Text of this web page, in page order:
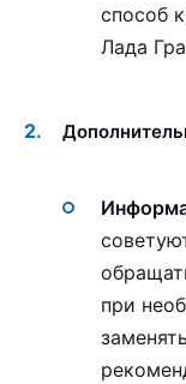
способ
Лада
при